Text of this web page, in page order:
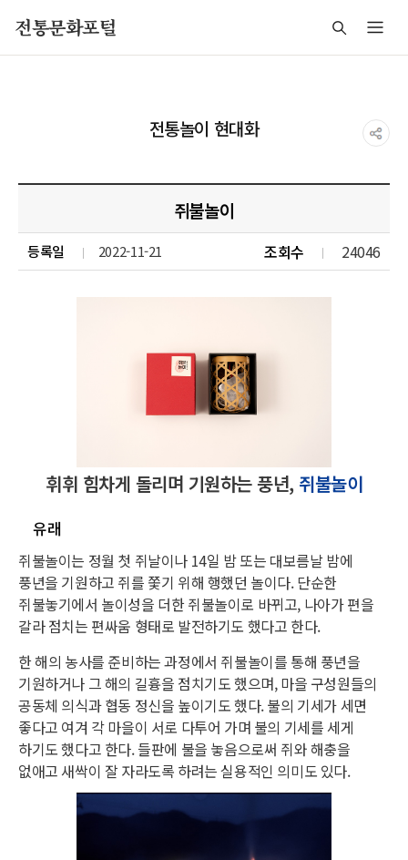
전통문화포털
전통놀이 현대화
쥐불놀이
등록일 2022-11-21 조회수 24046
휘휘 힘차게 돌리며 기원하는 풍년, 쥐불놀이
유래
쥐불놀이는 정월 첫 쥐날이나 14일 밤 또는 대보름날 밤에
풍년을 기원하고 쥐를 쫓기 위해 행했던 놀이다. 단순한
쥐불놓기에서 놀이성을 더한 쥐불놀이로 바뀌고, 나아가 편을
갈라 점치는 편싸움 형태로 발전하기도 했다고 한다.
한 해의 농사를 준비하는 과정에서 쥐불놀이를 통해 풍년을
기원하거나 그 해의 길흉을 점치기도 했으며, 마을 구성원들의
공동체 의식과 협동 정신을 높이기도 했다. 불의 기세가 세면
좋다고 여겨 각 마을이 서로 다투어 가며 불의 기세를 세게
하기도 했다고 한다. 들판에 불을 놓음으로써 쥐와 해충을
없애고 새싹이 잘 자라도록 하려는 실용적인 의미도 있다.